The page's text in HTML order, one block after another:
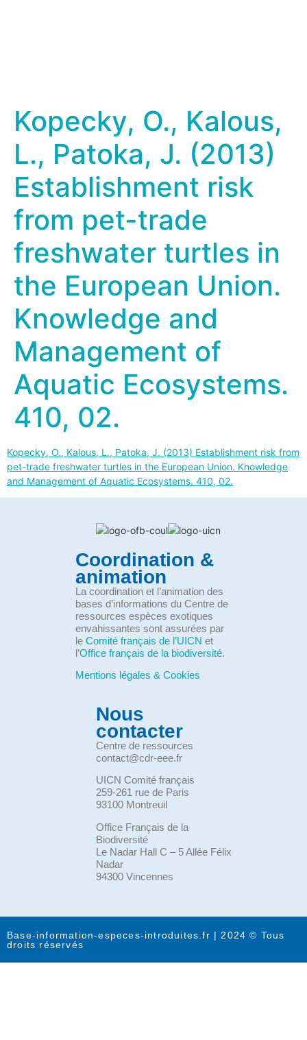
Kopecky, O., Kalous,
L., Patoka, J. (2013)
Establishment risk
from pet-trade
freshwater turtles in
the European Union.
Knowledge and
Management of
Aquatic Ecosystems.
410, 02.
Kopecky, O., Kalous, L., Patoka, J. (2013) Establishment risk from
pet-trade freshwater turtles in the European Union. Knowledge
and Management of Aquatic Ecosystems. 410, 02.
Coordination &
animation
La coordination et l’animation des
bases d’informations du Centre de
ressources espèces exotiques
envahissantes sont assurées par
le Comité français de l’UICN et
l’Office français de la biodiversité.
Mentions légales & Cookies
Nous
contacter
Centre de ressources
contact@cdr-eee.fr
UICN Comité français
259-261 rue de Paris
93100 Montreuil
Office Français de la
Biodiversité
Le Nadar Hall C – 5 Allée Félix
Nadar
94300 Vincennes
Base-information-especes-introduites.fr | 2024 © Tous
droits réservés